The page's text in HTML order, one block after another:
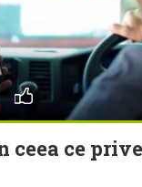
ceea ce